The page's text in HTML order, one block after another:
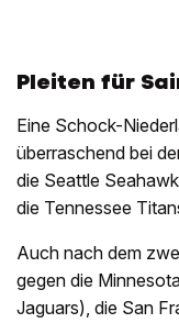
Pleiten für
Eine Schock-
überraschend bei
die Seattle
die Tennessee
Auch nach dem
gegen die
Jaguars), die San